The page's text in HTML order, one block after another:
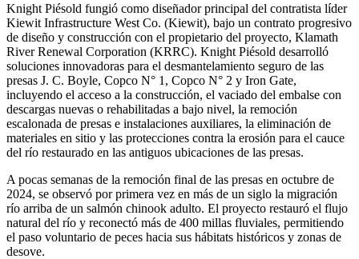
Knight Piésold fungió como diseñador principal del contratista líder
Kiewit Infrastructure West Co. (Kiewit), bajo un contrato progresivo
de diseño y construcción con el propietario del proyecto, Klamath
River Renewal Corporation (KRRC). Knight Piésold desarrolló
soluciones innovadoras para el desmantelamiento seguro de las
presas J. C. Boyle, Copco N° 1, Copco N° 2 y Iron Gate,
incluyendo el acceso a la construcción, el vaciado del embalse con
descargas nuevas o rehabilitadas a bajo nivel, la remoción
escalonada de presas e instalaciones auxiliares, la eliminación de
materiales en sitio y las protecciones contra la erosión para el cauce
del río restaurado en las antiguos ubicaciones de las presas.
A pocas semanas de la remoción final de las presas en octubre de
2024, se observó por primera vez en más de un siglo la migración
río arriba de un salmón chinook adulto. El proyecto restauró el flujo
natural del río y reconectó más de 400 millas fluviales, permitiendo
el paso voluntario de peces hacia sus hábitats históricos y zonas de
desove.